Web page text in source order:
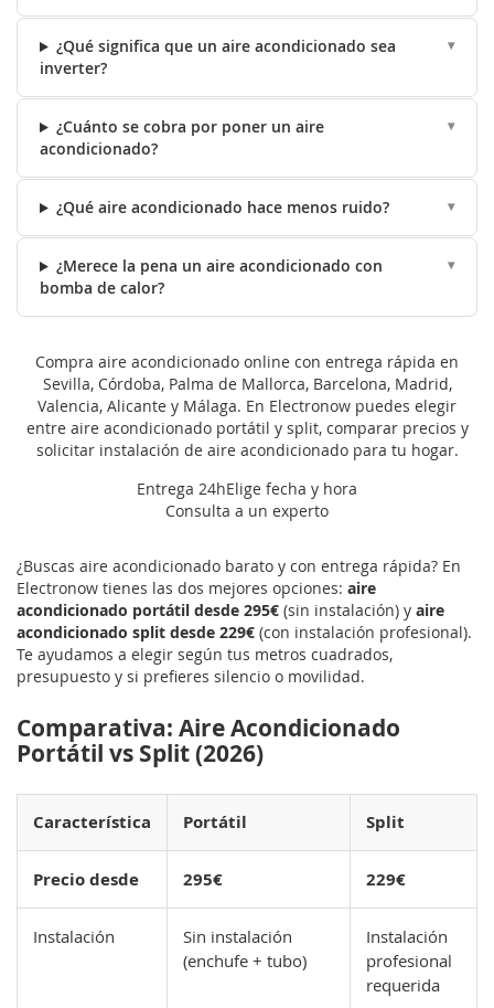
¿Qué significa que un aire acondicionado sea
inverter?
¿Cuánto se cobra por poner un aire
acondicionado?
¿Qué aire acondicionado hace menos ruido?
¿Merece la pena un aire acondicionado con
bomba de calor?
Compra aire acondicionado online con entrega rápida en
Sevilla, Córdoba, Palma de Mallorca, Barcelona, Madrid,
Valencia, Alicante y Málaga. En Electronow puedes elegir
entre aire acondicionado portátil y split, comparar precios y
solicitar instalación de aire acondicionado para tu hogar.
Entrega 24hElige fecha y hora
Consulta a un experto
¿Buscas aire acondicionado barato y con entrega rápida? En
Electronow tienes las dos mejores opciones: aire
acondicionado portátil desde 295€ (sin instalación) y aire
acondicionado split desde 229€ (con instalación profesional).
Te ayudamos a elegir según tus metros cuadrados,
presupuesto y si prefieres silencio o movilidad.
Comparativa: Aire Acondicionado
Portátil vs Split (2026)
Característica Portátil Split
Precio desde 295€ 229€
Instalación
Sin instalación
(enchufe + tubo)
Instalación
profesional
requerida